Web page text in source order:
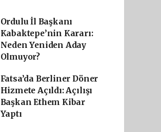
Ordulu İl Başkanı
Kabaktepe’nin Kararı:
Neden Yeniden Aday
Olmuyor?
Fatsa’da Berliner Döner
Hizmete Açıldı: Açılışı
Başkan Ethem Kibar
Yaptı